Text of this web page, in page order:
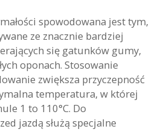
spowodowana jest tym,
ze znacznie bardziej
się gatunków gumy,
oponach. Stosowanie
zwiększa przyczepność
temperatura, w której
1 to 110°C. Do
jazdą służą specjalne